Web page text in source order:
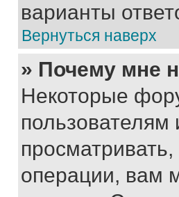
варианты
Вернуться наверх
» Почему мне
Некоторые
пользователям
операции, вам